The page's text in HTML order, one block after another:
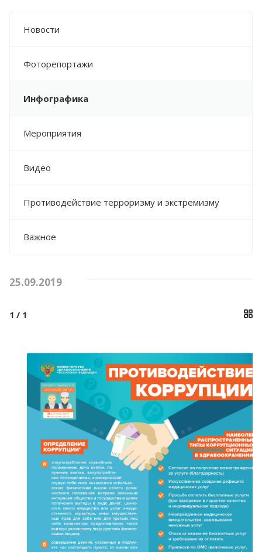
Новости
Фоторепортажи
Инфографика
Мероприятия
Видео
Противодействие терроризму и экстремизму
Важное
25.09.2019
1 / 1
МОНИТОРИНГ ИСПОЛНЕНИЯ
МЕТОДИЧЕСКИЕ РЕКОМЕНДАЦИИ
ПРЕСС-ЦЕНТР
ФОТОРЕПОРТАЖИ
ВИДЕО
КОНТАКТЫ